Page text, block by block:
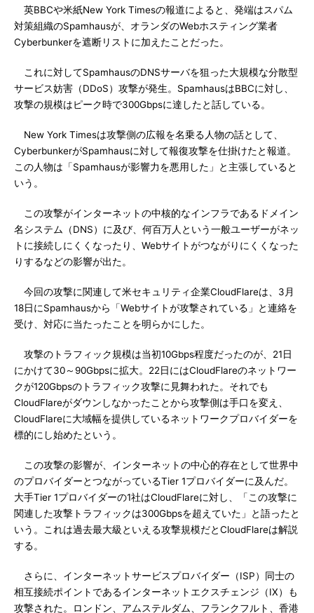
英BBCや米紙New York Timesの報道によると、発端はスパム
対策組織のSpamhausが、オランダのWebホスティング業者
Cyberbunkerを遮断リストに加えたことだった。
これに対してSpamhausのDNSサーバを狙った大規模な分散型
サービス妨害（DDoS）攻撃が発生。SpamhausはBBCに対し、
攻撃の規模はピーク時で300Gbpsに達したと話している。
New York Timesは攻撃側の広報を名乗る人物の話として、
CyberbunkerがSpamhausに対して報復攻撃を仕掛けたと報道。
この人物は「Spamhausが影響力を悪用した」と主張していると
いう。
この攻撃がインターネットの中核的なインフラであるドメイン
名システム（DNS）に及び、何百万人という一般ユーザーがネッ
トに接続しにくくなったり、Webサイトがつながりにくくなった
りするなどの影響が出た。
今回の攻撃に関連して米セキュリティ企業CloudFlareは、3月
18日にSpamhausから「Webサイトが攻撃されている」と連絡を
受け、対応に当たったことを明らかにした。
攻撃のトラフィック規模は当初10Gbps程度だったのが、21日
にかけて30～90Gbpsに拡大。22日にはCloudFlareのネットワー
クが120Gbpsのトラフィック攻撃に見舞われた。それでも
CloudFlareがダウンしなかったことから攻撃側は手口を変え、
CloudFlareに大域幅を提供しているネットワークプロバイダーを
標的にし始めたという。
この攻撃の影響が、インターネットの中心的存在として世界中
のプロバイダーとつながっているTier 1プロバイダーに及んだ。
大手Tier 1プロバイダーの1社はCloudFlareに対し、「この攻撃に
関連した攻撃トラフィックは300Gbpsを超えていた」と語ったと
いう。これは過去最大級といえる攻撃規模だとCloudFlareは解説
する。
さらに、インターネットサービスプロバイダー（ISP）同士の
相互接続ポイントであるインターネットエクスチェンジ（IX）も
攻撃された。ロンドン、アムステルダム、フランクフルト、香港